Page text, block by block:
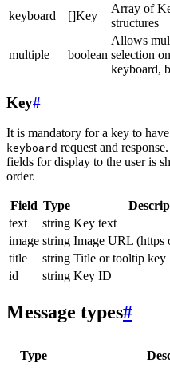
keyboard []Key
Array of
structures
multiple boolean
Allows
selection
keyboard,
Key#
It is mandatory for a key to
keyboard request and
fields for display to the user is
order.
Field Type
text
string Key text
image string Image URL (https
title
string Title or tooltip key
id
string Key ID
Message types#
Type